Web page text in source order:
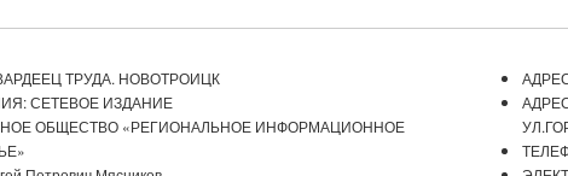
ТРУДА. НОВОТРОИЦК
СЕТЕВОЕ ИЗДАНИЕ
ОБЩЕСТВО «РЕГИОНАЛЬНОЕ ИНФОРМАЦИОННОЕ